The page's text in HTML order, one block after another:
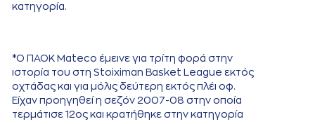
κατηγορία.
*Ο ΠΑΟΚ Mateco έμεινε για τρίτη φορά στην
ιστορία του στη Stoiximan Basket League εκτός
οχτάδας και για μόλις δεύτερη εκτός πλέι οφ.
Είχαν προηγηθεί η σεζόν 2007-08 στην οποία
τερμάτισε 12ος και κρατήθηκε στην κατηγορία